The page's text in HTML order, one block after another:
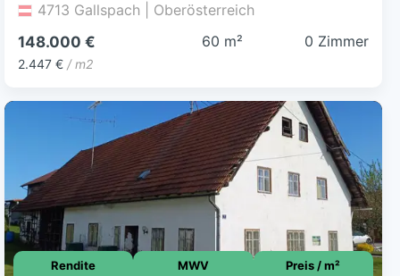
4713 Gallspach | Oberösterreich
148.000 €
2.447 € / m2
60 m² 0 Zimmer
Rendite MWV Preis / m²